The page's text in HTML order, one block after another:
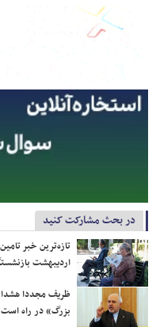
در بحث مشارکت کنید
تازه‌ترین خبر
اردیبهشت
ظریف مجددا
بزرگ» در راه است